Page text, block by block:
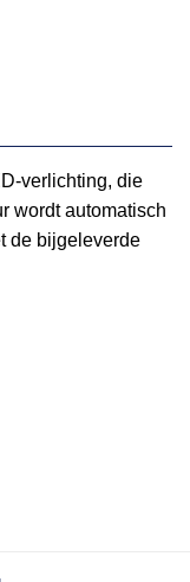
verlichting, die
wordt automatisch
de bijgeleverde